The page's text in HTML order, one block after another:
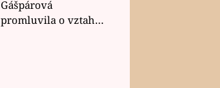
Gášpárová
promluvila o vztahu